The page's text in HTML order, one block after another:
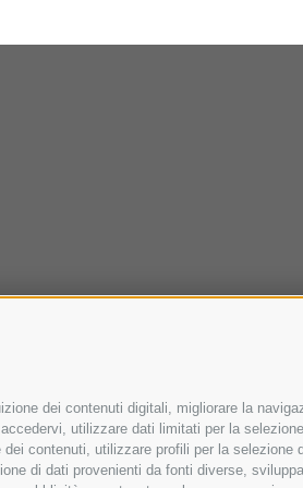
dei contenuti digitali, migliorare la
utilizzare dati limitati per la
contenuti, utilizzare profili per la selezione
di dati provenienti da fonti diverse,